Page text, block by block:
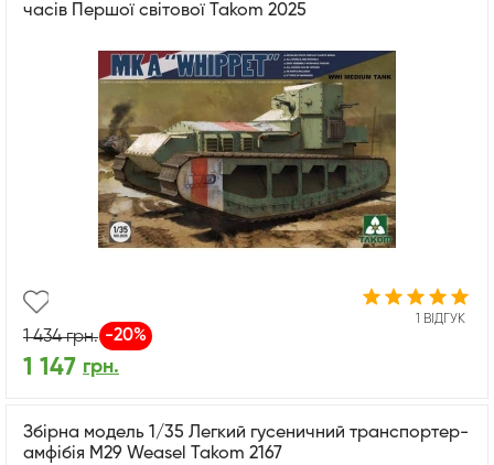
часів Першої світової Takom 2025
1 ВІДГУК
1 434грн. -20%
1 147 грн.
Збірна модель 1/35 Легкий гусеничний транспортер-
амфібія M29 Weasel Takom 2167